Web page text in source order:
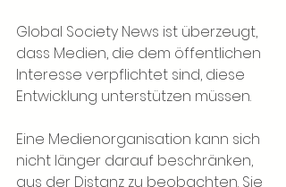
Global Society News ist überzeugt,
dass Medien, die dem öffentlichen
Interesse verpflichtet sind, diese
Entwicklung unterstützen müssen.
Eine Medienorganisation kann sich
nicht länger darauf beschränken,
aus der Distanz zu beobachten. Sie